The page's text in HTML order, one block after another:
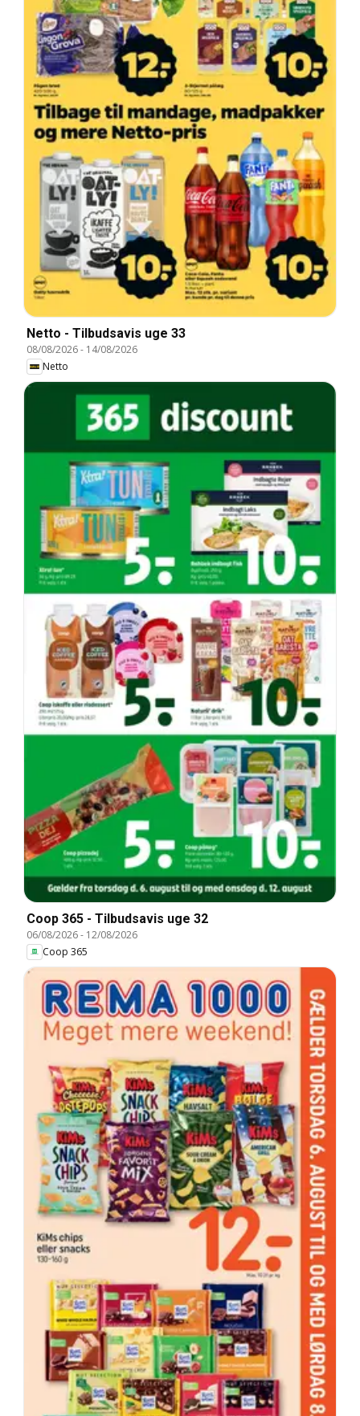
Netto - Tilbudsavis uge 33
08/08/2026- 14/08/2026
Netto
Coop 365 - Tilbudsavis uge 32
06/08/2026- 12/08/2026
Coop 365